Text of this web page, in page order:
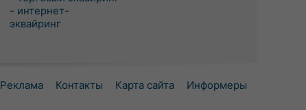
- интернет-
эквайринг
Реклама Контакты Карта сайта Информеры